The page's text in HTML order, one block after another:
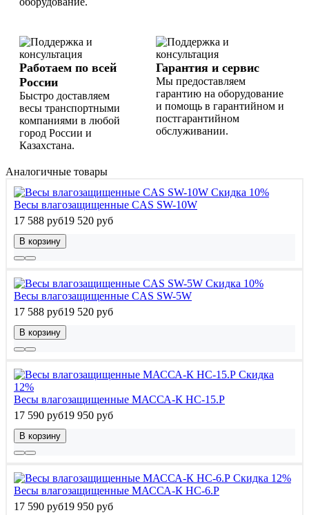
Работаем по всей
России
Быстро доставляем
весы транспортными
компаниями в любой
город России и
Казахстана.
Гарантия и сервис
Мы предоставляем
гарантию на оборудование
и помощь в гарантийном и
постгарантийном
обслуживании.
Аналогичные товары
Скидка 10%
Весы влагозащищенные CAS SW-10W
17 588 руб19 520 руб
В корзину
Скидка 10%
Весы влагозащищенные CAS SW-5W
17 588 руб19 520 руб
В корзину
Скидка
12%
Весы влагозащищенные МАССА-К HC-15.P
17 590 руб19 950 руб
В корзину
Скидка 12%
Весы влагозащищенные МАССА-К HC-6.P
17 590 руб19 950 руб